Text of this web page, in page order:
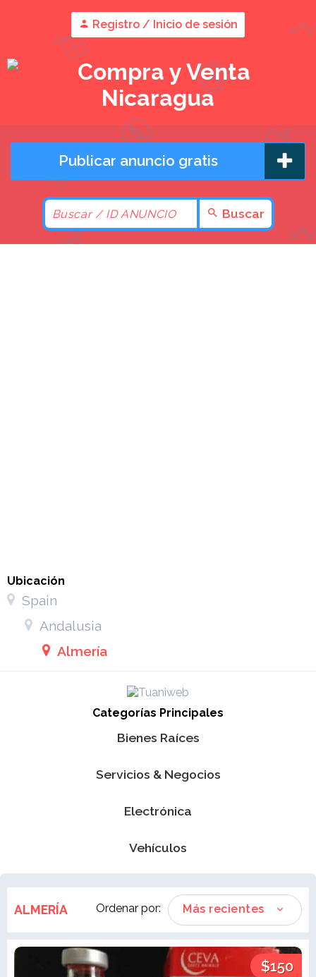
Registro / Inicio de sesión
Publicar anuncio gratis
Buscar
Ubicación
Spain
Andalusia
Almería
Categorías Principales
Bienes Raíces
Servicios & Negocios
Electrónica
Vehículos
ALMERÍA Más recientes
Ordenar por:
$150